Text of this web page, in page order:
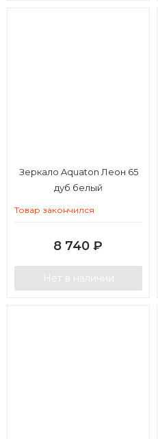
Зеркало Aquaton Леон 65
дуб белый
Товар закончился
8 740 ₽
Нет в наличии